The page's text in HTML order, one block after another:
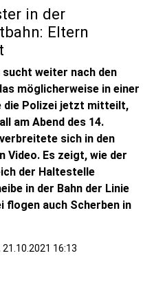
in der
Eltern
sucht weiter nach den
möglicherweise in einer
die Polizei jetzt mitteilt,
am Abend des 14.
sich in den
Video. Es zeigt, wie der
der Haltestelle
in der Bahn der Linie
flogen auch Scherben in
16:13